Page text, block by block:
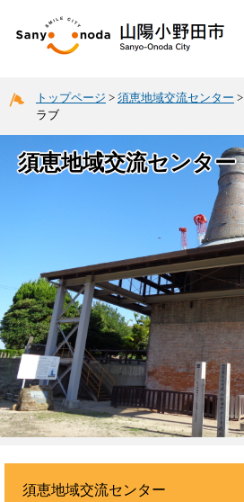
トップページ > 須恵地域交流センター >
ラブ
須恵地域交流センター
須恵地域交流センター